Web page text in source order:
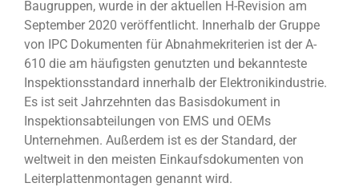
Baugruppen, wurde in der aktuellen H-Revision am
September 2020 veröffentlicht. Innerhalb der Gruppe
von IPC Dokumenten für Abnahmekriterien ist der A-
610 die am häufigsten genutzten und bekannteste
Inspektionsstandard innerhalb der Elektronikindustrie.
Es ist seit Jahrzehnten das Basisdokument in
Inspektionsabteilungen von EMS und OEMs
Unternehmen. Außerdem ist es der Standard, der
weltweit in den meisten Einkaufsdokumenten von
Leiterplattenmontagen genannt wird.